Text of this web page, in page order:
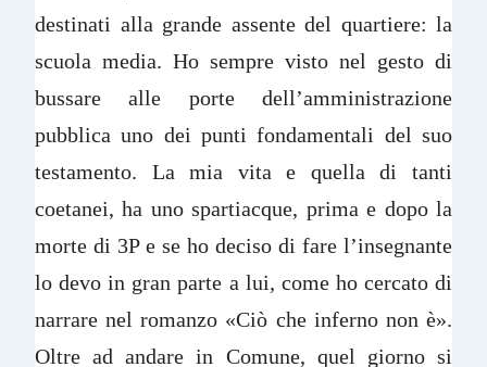
destinati alla grande assente del quartiere: la
scuola media. Ho sempre visto nel gesto di
bussare alle porte dell’amministrazione
pubblica uno dei punti fondamentali del suo
testamento. La mia vita e quella di tanti
coetanei, ha uno spartiacque, prima e dopo la
morte di 3P e se ho deciso di fare l’insegnante
lo devo in gran parte a lui, come ho cercato di
narrare nel romanzo «Ciò che inferno non è».
Oltre ad andare in Comune, quel giorno si